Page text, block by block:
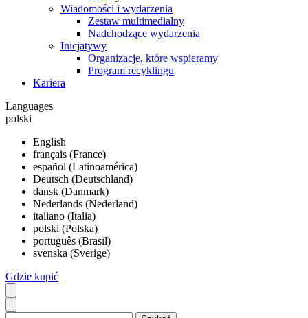
Wiadomości i wydarzenia
Zestaw multimedialny
Nadchodzące wydarzenia
Inicjatywy
Organizacje, które wspieramy
Program recyklingu
Kariera
Languages
polski
English
français (France)
español (Latinoamérica)
Deutsch (Deutschland)
dansk (Danmark)
Nederlands (Nederland)
italiano (Italia)
polski (Polska)
português (Brasil)
svenska (Sverige)
Gdzie kupić